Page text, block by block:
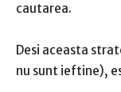
cautarea.
Desi aceasta
nu sunt ieftine),